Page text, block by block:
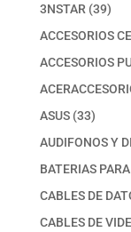
3NSTAR 3939
ACCESORIOS
ACCESORIOS
ASUS 3333
AUDIFONOS Y
BATERIAS
CABLES DE
CABLES DE